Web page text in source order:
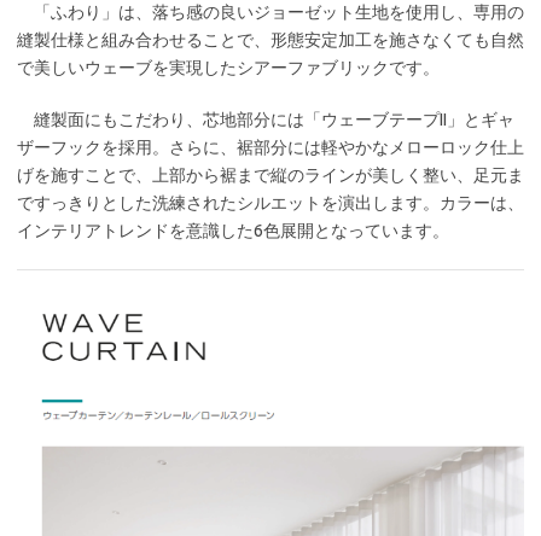
「ふわり」は、落ち感の良いジョーゼット生地を使用し、専用の
縫製仕様と組み合わせることで、形態安定加工を施さなくても自然
で美しいウェーブを実現したシアーファブリックです。
縫製面にもこだわり、芯地部分には「ウェーブテープII」とギャ
ザーフックを採用。さらに、裾部分には軽やかなメローロック仕上
げを施すことで、上部から裾まで縦のラインが美しく整い、足元ま
ですっきりとした洗練されたシルエットを演出します。カラーは、
インテリアトレンドを意識した6色展開となっています。